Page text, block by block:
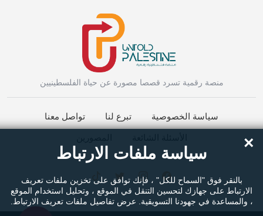
منصة رقمية تسرد قصصا مصورة عن حياة الفلسطينيين
سياسة الخصوصية تبرع لنا تواصل معنا
سياسة ملفات الارتباط
بالنقر فوق "السماح للكل" ، فإنك توافق على تخزين ملفات تعريف
الارتباط على جهازك لتحسين التنقل في الموقع ، وتحليل استخدام الموقع
، والمساعدة في جهودنا التسويقية. عرض تفاصيل ملفات تعريف الارتباط.
×
Instagram
Facebook Messenger